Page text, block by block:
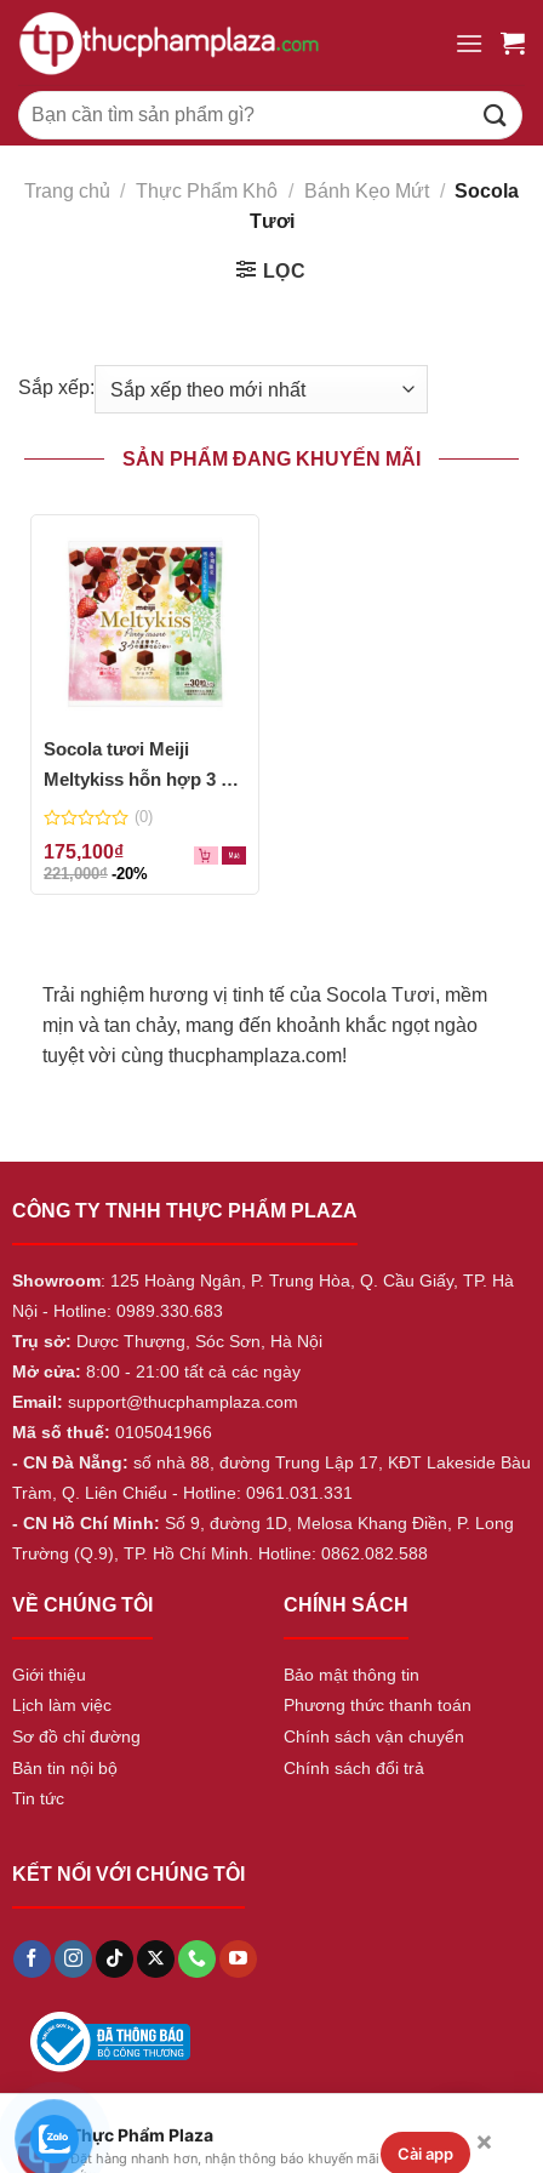
Chuyển
đến
dung
Tìm
kiếm:
Trang chủ / Thực Phẩm Khô / Bánh Kẹo Mứt / Socola
Tươi
LỌC
Sắp xếp:
SẢN PHẨM ĐANG KHUYẾN MÃI
Socola tươi Meiji
Meltykiss hỗn hợp 3 vị
– túi 138g
0
out
of
(0)
175,100₫
221,000₫ -20%
Trải nghiệm hương vị tinh tế của Socola Tươi, mềm
mịn và tan chảy, mang đến khoảnh khắc ngọt ngào
tuyệt vời cùng thucphamplaza.com!
CÔNG TY TNHH THỰC PHẨM PLAZA
Showroom: 125 Hoàng Ngân, P. Trung Hòa, Q. Cầu Giấy, TP. Hà
Nội - Hotline: 0989.330.683
Trụ sở: Dược Thượng, Sóc Sơn, Hà Nội
Mở cửa: 8:00 - 21:00 tất cả các ngày
Email: support@thucphamplaza.com
Mã số thuế: 0105041966
- CN Đà Nẵng: số nhà 88, đường Trung Lập 17, KĐT Lakeside Bàu
Tràm, Q. Liên Chiểu - Hotline: 0961.031.331
- CN Hồ Chí Minh: Số 9, đường 1D, Melosa Khang Điền, P. Long
Trường (Q.9), TP. Hồ Chí Minh. Hotline: 0862.082.588
VỀ CHÚNG TÔI
Giới thiệu
Lịch làm việc
Sơ đồ chỉ đường
Bản tin nội bộ
Tin tức
CHÍNH SÁCH
Bảo mật thông tin
Phương thức thanh toán
Chính sách vận chuyển
Chính sách đổi trả
KẾT NỐI VỚI CHÚNG TÔI
Copyright 2026 © thucphamplaza. All Rights
Thực Phẩm Plaza
Đặt hàng nhanh hơn, nhận thông báo khuyến mãi
Cài app ×